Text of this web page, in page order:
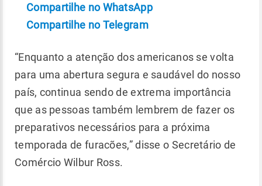
Compartilhe no WhatsApp
Compartilhe no Telegram
“Enquanto a atenção dos americanos se volta
para uma abertura segura e saudável do nosso
país, continua sendo de extrema importância
que as pessoas também lembrem de fazer os
preparativos necessários para a próxima
temporada de furacões,” disse o Secretário de
Comércio Wilbur Ross.